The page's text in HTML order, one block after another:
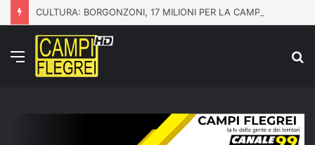
Menu